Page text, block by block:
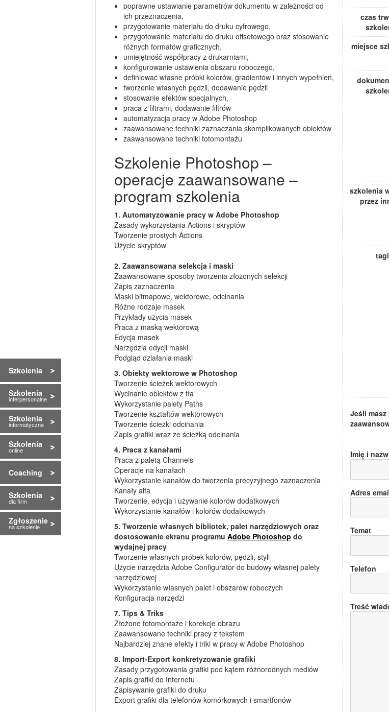
poprawne ustawianie parametrów dokumentu w zależności od
ich przeznaczenia,
przygotowanie materiału do druku cyfrowego,
przygotowanie materiału do druku offsetowego oraz stosowanie
różnych formatów graficznych,
umiejętność współpracy z drukarniami,
konfigurowanie ustawienia obszaru roboczego,
definiować własne próbki kolorów, gradientów i innych wypełnień,
tworzenie własnych pędzli, dodawanie pędzli
stosowanie efektów specjalnych,
praca z filtrami, dodawanie filtrów
automatyzacja pracy w Adobe Photoshop
zaawansowane techniki zaznaczania skomplikowanych obiektów
zaawansowane techniki fotomontażu
Szkolenie Photoshop –
operacje zaawansowane –
program szkolenia
1. Automatyzowanie pracy w Adobe Photoshop
Zasady wykorzystania Actions i skryptów
Tworzenie prostych Actions
Użycie skryptów
2. Zaawansowana selekcja i maski
Zaawansowane sposoby tworzenia złożonych selekcji
Zapis zaznaczenia
Maski bitmapowe, wektorowe, odcinania
Różne rodzaje masek
Przykłady użycia masek
Praca z maską wektorową
Edycja masek
Narzędzia edycji maski
Podgląd działania maski
3. Obiekty wektorowe w Photoshop
Tworzenie ścieżek wektorowych
Wycinanie obiektów z tła
Wykorzystanie palety Paths
Tworzenie kształtów wektorowych
Tworzenie ścieżki odcinania
Zapis grafiki wraz ze ścieżką odcinania
4. Praca z kanałami
Praca z paletą Channels
Operacje na kanałach
Wykorzystanie kanałów do tworzenia precyzyjnego zaznaczenia
Kanały alfa
Tworzenie, edycja i używanie kolorów dodatkowych
Wykorzystanie kanałów i kolorów dodatkowych
5. Tworzenie własnych bibliotek, palet narzędziowych oraz
dostosowanie ekranu programu Adobe Photoshop do
wydajnej pracy
Tworzenie własnych próbek kolorów, pędzli, styli
Użycie narzędzia Adobe Configurator do budowy własnej palety
narzędziowej
Wykorzystanie własnych palet i obszarów roboczych
Konfiguracja narzędzi
7. Tips & Triks
Złożone fotomontaże i korekcje obrazu
Zaawansowane techniki pracy z tekstem
Najbardziej znane efekty i triki w pracy w Adobe Photoshop
8. Import-Export konkretyzowanie grafiki
Zasady przygotowania grafiki pod kątem różnorodnych mediów
Zapis grafiki do Internetu
Zapisywanie grafiki do druku
Export grafiki dla telefonów komórkowych i smartfonów
czas
miejsce
szkolenia
przez
tagi
Jeśli
Imię i
Adres
Temat
Telefon
Treść
Szkolenia
Szkolenia
interpersonalne
Szkolenia
informatyczne
Szkolenia
online
Coaching
Szkolenia
dla firm
Zgłoszenie
na szkolenie